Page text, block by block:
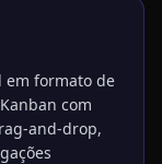
em formato de
com
and-drop,